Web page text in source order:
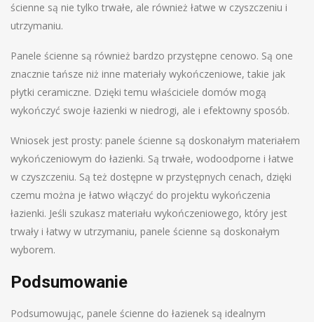
ścienne są nie tylko trwałe, ale również łatwe w czyszczeniu i
utrzymaniu.
Panele ścienne są również bardzo przystępne cenowo. Są one
znacznie tańsze niż inne materiały wykończeniowe, takie jak
płytki ceramiczne. Dzięki temu właściciele domów mogą
wykończyć swoje łazienki w niedrogi, ale i efektowny sposób.
Wniosek jest prosty: panele ścienne są doskonałym materiałem
wykończeniowym do łazienki. Są trwałe, wodoodporne i łatwe
w czyszczeniu. Są też dostępne w przystępnych cenach, dzięki
czemu można je łatwo włączyć do projektu wykończenia
łazienki. Jeśli szukasz materiału wykończeniowego, który jest
trwały i łatwy w utrzymaniu, panele ścienne są doskonałym
wyborem.
Podsumowanie
Podsumowując, panele ścienne do łazienek są idealnym